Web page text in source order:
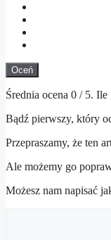
Oceń
Średnia ocena 0 / 5. Ile
Bądź pierwszy, który
Przepraszamy, że ten
Ale możemy go
Możesz nam napisać